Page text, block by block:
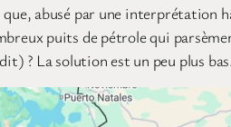
abusé par une interprétation
puits de pétrole qui
? La solution est un peu plus